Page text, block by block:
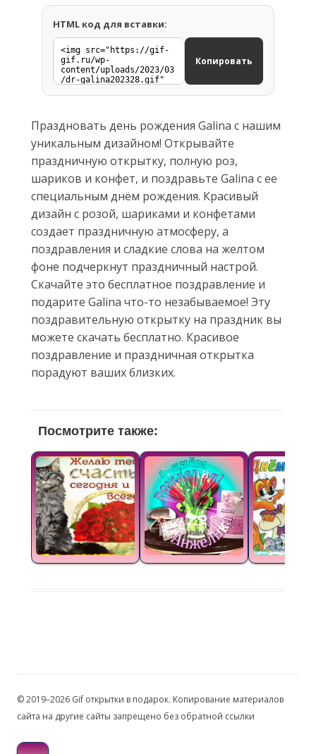
HTML код для вставки:
Копировать
Праздновать день рождения Galina с нашим
уникальным дизайном! Открывайте
праздничную открытку, полную роз,
шариков и конфет, и поздравьте Galina с ее
специальным днём рождения. Красивый
дизайн с розой, шариками и конфетами
создает праздничную атмосферу, а
поздравления и сладкие слова на желтом
фоне подчеркнут праздничный настрой.
Скачайте это бесплатное поздравление и
подарите Galina что-то незабываемое! Эту
поздравительную открытку на праздник вы
можете скачать бесплатно. Красивое
поздравление и праздничная открытка
порадуют ваших близких.
Посмотрите также:
© 2019–2026 Gif открытки в подарок. Копирование материалов
сайта на другие сайты запрещено без обратной ссылки